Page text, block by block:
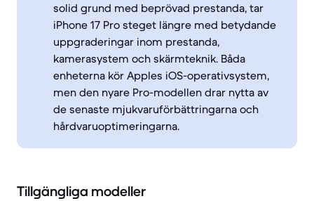
solid grund med beprövad prestanda, tar
iPhone 17 Pro steget längre med betydande
uppgraderingar inom prestanda,
kamerasystem och skärmteknik. Båda
enheterna kör Apples iOS-operativsystem,
men den nyare Pro-modellen drar nytta av
de senaste mjukvaruförbättringarna och
hårdvaruoptimeringarna.
Tillgängliga modeller